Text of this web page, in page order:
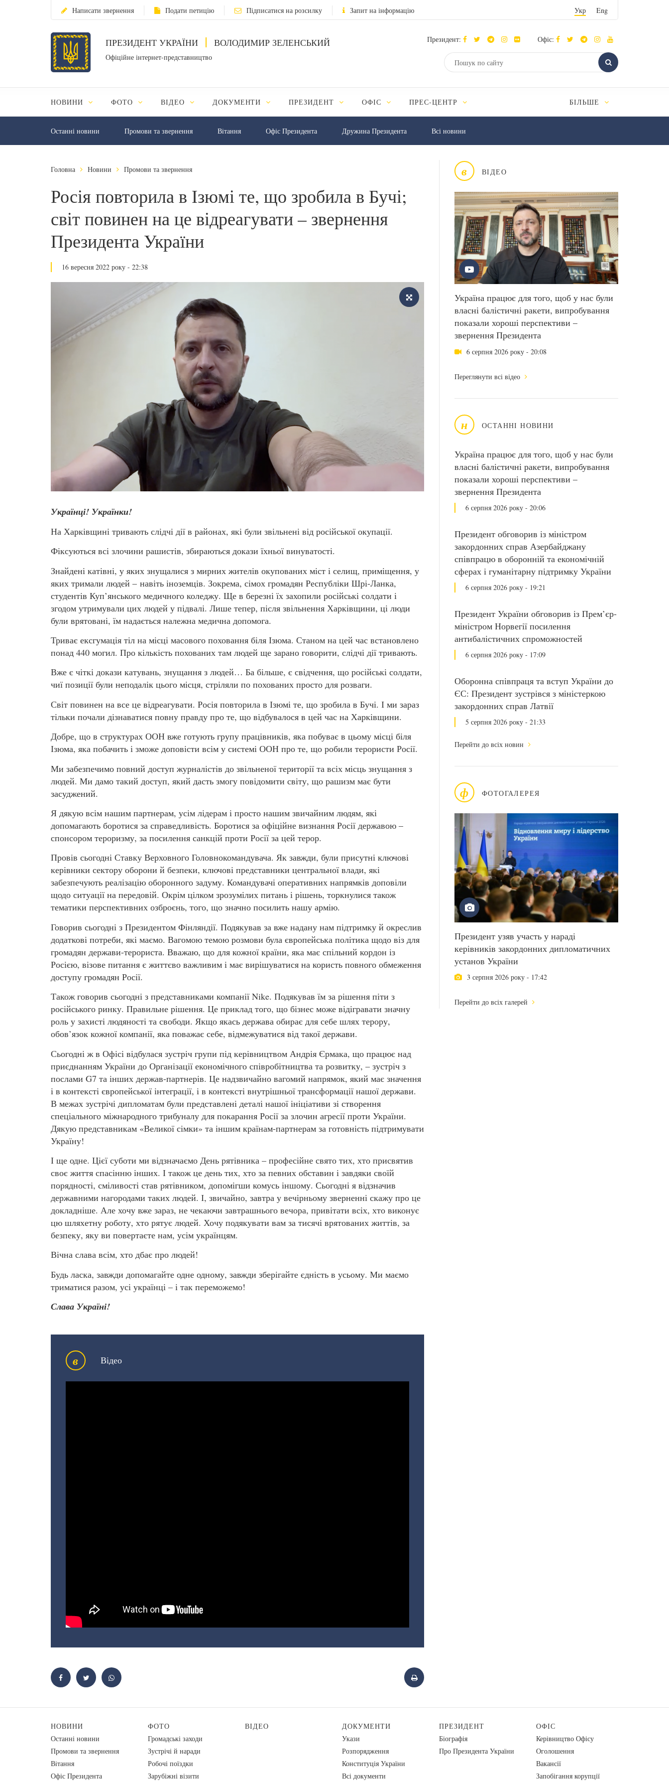
Написати звернення Подати петицію Підписатися на розсилку Запит на інформацію Укр Eng
ПРЕЗИДЕНТ УКРАЇНИ ВОЛОДИМИР ЗЕЛЕНСЬКИЙ
Офіційне інтернет-представництво
Президент: Офіс:
НОВИНИ ФОТО ВІДЕО ДОКУМЕНТИ ПРЕЗИДЕНТ ОФІС ПРЕС-ЦЕНТР БІЛЬШЕ
Останні новини Промови та звернення Вiтання Офіс Президента Дружина Президента Всі новини
в ВІДЕО
Україна працює для того, щоб у нас були
власні балістичні ракети, випробування
показали хороші перспективи –
звернення Президента
6 серпня 2026 року - 20:08
Переглянути всі відео
н ОСТАННІ НОВИНИ
Україна працює для того, щоб у нас були
власні балістичні ракети, випробування
показали хороші перспективи –
звернення Президента
6 серпня 2026 року - 20:06
Президент обговорив із міністром
закордонних справ Азербайджану
співпрацю в оборонній та економічній
сферах і гуманітарну підтримку України
6 серпня 2026 року - 19:21
Президент України обговорив із Прем’єр-
міністром Норвегії посилення
антибалістичних спроможностей
6 серпня 2026 року - 17:09
Оборонна співпраця та вступ України до
ЄС: Президент зустрівся з міністеркою
закордонних справ Латвії
5 серпня 2026 року - 21:33
Перейти до всіх новин
ф ФОТОГАЛЕРЕЯ
Президент узяв участь у нараді
керівників закордонних дипломатичних
установ України
3 серпня 2026 року - 17:42
Перейти до всіх галерей
Головна Новини Промови та звернення
Росія повторила в Ізюмі те, що зробила в Бучі;
світ повинен на це відреагувати – звернення
Президента України
16 вересня 2022 року - 22:38
Українці! Українки!
На Харківщині тривають слідчі дії в районах, які були звільнені від російської окупації.
Фіксуються всі злочини рашистів, збираються докази їхньої винуватості.
Знайдені катівні, у яких знущалися з мирних жителів окупованих міст і селищ, приміщення, у
яких тримали людей – навіть іноземців. Зокрема, сімох громадян Республіки Шрі-Ланка,
студентів Куп’янського медичного коледжу. Ще в березні їх захопили російські солдати і
згодом утримували цих людей у підвалі. Лише тепер, після звільнення Харківщини, ці люди
були врятовані, їм надається належна медична допомога.
Триває ексгумація тіл на місці масового поховання біля Ізюма. Станом на цей час встановлено
понад 440 могил. Про кількість похованих там людей ще зарано говорити, слідчі дії тривають.
Вже є чіткі докази катувань, знущання з людей… Ба більше, є свідчення, що російські солдати,
чиї позиції були неподалік цього місця, стріляли по похованих просто для розваги.
Світ повинен на все це відреагувати. Росія повторила в Ізюмі те, що зробила в Бучі. І ми зараз
тільки почали дізнаватися повну правду про те, що відбувалося в цей час на Харківщини.
Добре, що в структурах ООН вже готують групу працівників, яка побуває в цьому місці біля
Ізюма, яка побачить і зможе доповісти всім у системі ООН про те, що робили терористи Росії.
Ми забезпечимо повний доступ журналістів до звільненої території та всіх місць знущання з
людей. Ми дамо такий доступ, який дасть змогу повідомити світу, що рашизм має бути
засуджений.
Я дякую всім нашим партнерам, усім лідерам і просто нашим звичайним людям, які
допомагають боротися за справедливість. Боротися за офіційне визнання Росії державою –
спонсором тероризму, за посилення санкцій проти Росії за цей терор.
Провів сьогодні Ставку Верховного Головнокомандувача. Як завжди, були присутні ключові
керівники сектору оборони й безпеки, ключові представники центральної влади, які
забезпечують реалізацію оборонного задуму. Командувачі оперативних напрямків доповіли
щодо ситуації на передовій. Окрім цілком зрозумілих питань і рішень, торкнулися також
тематики перспективних озброєнь, того, що значно посилить нашу армію.
Говорив сьогодні з Президентом Фінляндії. Подякував за вже надану нам підтримку й окреслив
додаткові потреби, які маємо. Вагомою темою розмови була європейська політика щодо віз для
громадян держави-терориста. Вважаю, що для кожної країни, яка має спільний кордон із
Росією, візове питання є життєво важливим і має вирішуватися на користь повного обмеження
доступу громадян Росії.
Також говорив сьогодні з представниками компанії Nike. Подякував їм за рішення піти з
російського ринку. Правильне рішення. Це приклад того, що бізнес може відігравати значну
роль у захисті людяності та свободи. Якщо якась держава обирає для себе шлях терору,
обов’язок кожної компанії, яка поважає себе, відмежуватися від такої держави.
Сьогодні ж в Офісі відбулася зустріч групи під керівництвом Андрія Єрмака, що працює над
приєднанням України до Організації економічного співробітництва та розвитку, – зустріч з
послами G7 та інших держав-партнерів. Це надзвичайно вагомий напрямок, який має значення
і в контексті європейської інтеграції, і в контексті внутрішньої трансформації нашої держави.
В межах зустрічі дипломатам були представлені деталі нашої ініціативи зі створення
спеціального міжнародного трибуналу для покарання Росії за злочин агресії проти України.
Дякую представникам «Великої сімки» та іншим країнам-партнерам за готовність підтримувати
Україну!
І ще одне. Цієї суботи ми відзначаємо День рятівника – професійне свято тих, хто присвятив
своє життя спасінню інших. І також це день тих, хто за певних обставин і завдяки своїй
порядності, сміливості став рятівником, допомігши комусь іншому. Сьогодні я відзначив
державними нагородами таких людей. І, звичайно, завтра у вечірньому зверненні скажу про це
докладніше. Але хочу вже зараз, не чекаючи завтрашнього вечора, привітати всіх, хто виконує
цю шляхетну роботу, хто рятує людей. Хочу подякувати вам за тисячі врятованих життів, за
безпеку, яку ви повертаєте нам, усім українцям.
Вічна слава всім, хто дбає про людей!
Будь ласка, завжди допомагайте одне одному, завжди зберігайте єдність в усьому. Ми маємо
триматися разом, усі українці – і так переможемо!
Слава Україні!
в Відео
НОВИНИ
Останні новини
Промови та звернення
Вiтання
Офіс Президента
ФОТО
Громадські заходи
Зустрічі й наради
Робочі поїздки
Зарубіжні візити
ВІДЕО
ДОКУМЕНТИ
Укази
Розпорядження
Конституція України
Всі документи
ПРЕЗИДЕНТ
Біографія
Про Президента України
ОФІС
Керівництво Офісу
Оголошення
Вакансії
Запобігання корупції